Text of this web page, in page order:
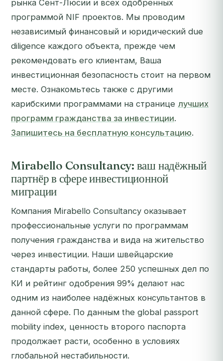
рынка Сент-Люсии и всех одобренных
программой NIF проектов. Мы проводим
независимый финансовый и юридический due
diligence каждого объекта, прежде чем
рекомендовать его клиентам, Ваша
инвестиционная безопасность стоит на первом
месте. Ознакомьтесь также с другими
карибскими программами на странице лучших
программ гражданства за инвестиции.
Запишитесь на бесплатную консультацию.
Mirabello Consultancy: ваш надёжный
партнёр в сфере инвестиционной
миграции
Компания Mirabello Consultancy оказывает
профессиональные услуги по программам
получения гражданства и вида на жительство
через инвестиции. Наши швейцарские
стандарты работы, более 250 успешных дел по
КИ и рейтинг одобрения 99% делают нас
одним из наиболее надёжных консультантов в
данной сфере. По данным the global passport
mobility index, ценность второго паспорта
продолжает расти, особенно в условиях
глобальной нестабильности.